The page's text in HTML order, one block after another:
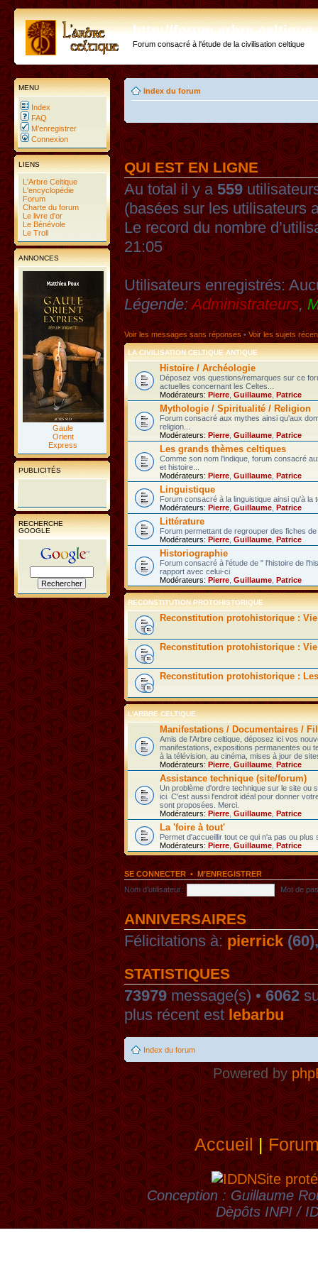
http://forum.arbre-
Forum consacré à l'étude de la civilisation celtique
MENU
Index
FAQ
M’enregistrer
Connexion
LIENS
L'Arbre Celtique
L'encyclopédie
Forum
Charte du forum
Le livre d'or
Le Bénévole
Le Troll
ANNONCES
Gaule
Orient
Express
PUBLICITÉS
RECHERCHE
GOOGLE
Index du forum
QUI EST EN LIGNE
Au total il y a559
(basées sur les utilisateurs
Le record du nombre
21:05
Utilisateurs enregistrés:
Légende:Administrateurs,
Voir les messages sans réponses•Voir les sujets
LA CIVILISATION CELTIQUE ANTIQUE
Histoire / Archéologie
Déposez vos questions/remarques sur ce
actuelles concernant les Celtes...
Modérateurs: Pierre Guillaume Patrice
Mythologie / Spiritualité / Religion
Forum consacré aux mythes ainsi qu'aux
religion...
Modérateurs: Pierre Guillaume Patrice
Les grands thèmes celtiques
Comme son nom l'indique, forum consacré
et histoire...
Modérateurs: Pierre Guillaume Patrice
Linguistique
Forum consacré à la linguistique ainsi qu'à la
Modérateurs: Pierre Guillaume Patrice
Littérature
Forum permettant de regrouper des fiches
Modérateurs: Pierre Guillaume Patrice
Historiographie
Forum consacré à l'étude de " l'histoire de
rapport avec celui-ci
Modérateurs: Pierre Guillaume Patrice
RECONSTITUTION PROTOHISTORIQUE
Reconstitution protohistorique :
Reconstitution protohistorique :
Reconstitution protohistorique :
L'ARBRE CELTIQUE
Manifestations / Documentaires /
Amis de l'Arbre celtique, déposez ici vos
manifestations, expositions permanentes ou
à la télévision, au cinéma, mises à jour de
Modérateurs: Pierre Guillaume Patrice
Assistance technique (site/forum)
Un problème d'ordre technique sur le site ou
ici. C'est aussi l'endroit idéal pour donner
sont proposées. Merci.
Modérateurs: Pierre Guillaume Patrice
La 'foire à tout'
Permet d'accueillir tout ce qui n'a pas ou
Modérateurs: Pierre Guillaume Patrice
SE CONNECTER•M’ENREGISTRER
Nom d’utilisateur:
Mot de
ANNIVERSAIRES
Félicitations à:pierrick
STATISTIQUES
73979message(s) •6062
plus récent estlebarbu
Index du forum
Powered by
Accueil|
Site
Conception : Guillaume
Dèpôts INPI /